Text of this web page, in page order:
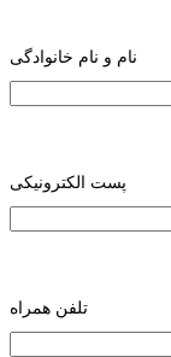
نام و نام خانوادگی
پست الکترونیکی
تلفن همراه